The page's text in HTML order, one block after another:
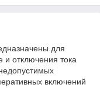
для
отключения тока
включений